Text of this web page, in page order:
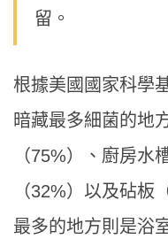
留。
根據美國國家科學
暗藏最多細菌的地
（75%）、廚房水
（32%）以及砧板
最多的地方則是浴